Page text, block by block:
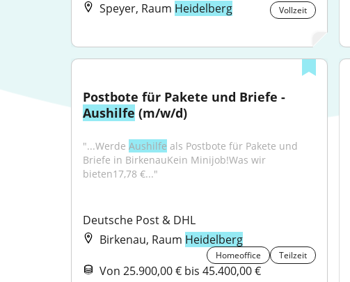
Speyer, Raum Heidelberg Vollzeit
Aushilfe (m/w/d)
"...Werde Aushilfe als Postbote für Pakete und
Briefe in BirkenauKein Minijob!Was wir
bieten17,78 €..."
Deutsche Post & DHL
Birkenau, Raum Heidelberg
Homeoffice Teilzeit
Von 25.900,00 € bis 45.400,00 €